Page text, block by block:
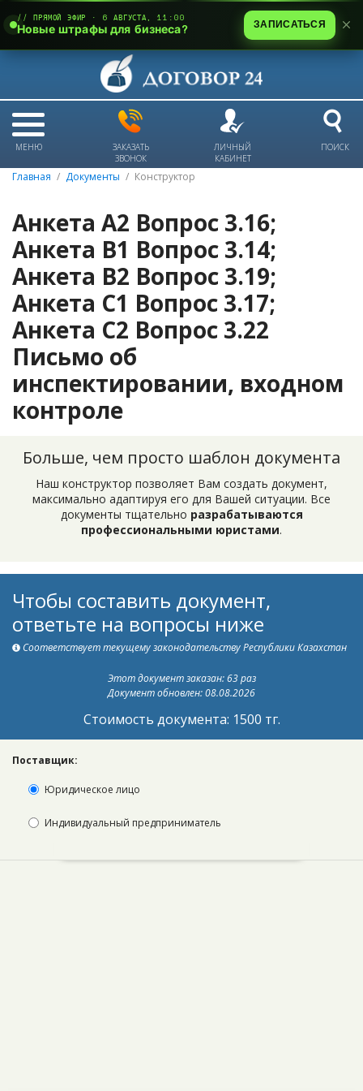
МЕНЮ
ЗАКАЗАТЬ
ЗВОНОК
ЛИЧНЫЙ
КАБИНЕТ
ПОИСК
Главная Документы Конструктор
Анкета А2 Вопрос 3.16;
Анкета В1 Вопрос 3.14;
Анкета В2 Вопрос 3.19;
Анкета С1 Вопрос 3.17;
Анкета С2 Вопрос 3.22
Письмо об
инспектировании, входном
контроле
Больше, чем просто шаблон документа
Наш конструктор позволяет Вам создать документ,
максимально адаптируя его для Вашей ситуации. Все
документы тщательно разрабатываются
профессиональными юристами.
Чтобы составить документ,
ответьте на вопросы ниже
Соответствует текущему законодательству Республики Казахстан
Этот документ заказан: 63 раз
Документ обновлен: 08.08.2026
Стоимость документа: 1500 тг.
Поставщик:
Юридическое лицо
Индивидуальный предприниматель
// ПРЯМОЙ ЭФИР · 6 АВГУСТА, 11:00
Новые штрафы для бизнеса? ЗАПИСАТЬСЯ